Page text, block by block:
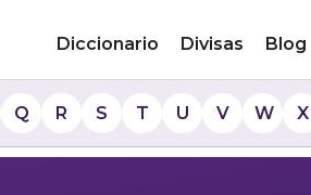
Diccionario Divisas Blog
Q R S T U V W X